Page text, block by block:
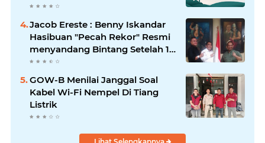
Jacob Ereste : Benny Iskandar
Hasibuan "Pecah Rekor" Resmi
menyandang Bintang Setelah 14
Tahun Ngejokrok Berpangjat
GOW-B Menilai Janggal Soal
Kabel Wi-Fi Nempel Di Tiang
Listrik